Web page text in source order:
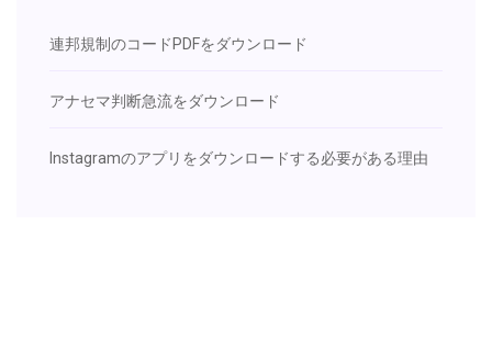
連邦規制のコードPDFをダウンロード
アナセマ判断急流をダウンロード
Instagramのアプリをダウンロードする必要がある理由